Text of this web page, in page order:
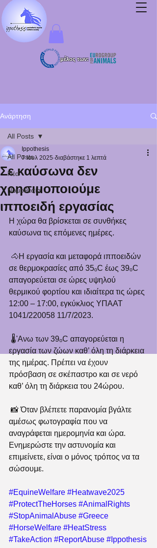
μέλος των:
Ανάρτηση
All Posts
Νέα
Νομοθεσία
All Posts
Σε καύσωνα δεν
χρησιμοποιούμε
ιπποειδή εργασίας
Ippothesis
7 Ιουλ 2025 διαβάστηκε 1 λεπτά
Η χώρα θα βρίσκεται σε συνθήκες
καύσωνα τις επόμενες ημέρες.
σε θερμοκρασίες από 35ₒC έως 39ₒC
απαγορεύεται σε ώρες υψηλού
θερμικού φορτίου και ιδιαίτερα τις ώρες
12:00 – 17:00, εγκύκλιος ΥΠΑΑΤ
1041/220058 11/7/2023.
εργασία των ζώων καθ’ όλη τη διάρκεια
της ημέρας. Πρέπει να έχουν
πρόσβαση σε σκέπαστρο και σε νερό
καθ’ όλη τη διάρκεια του 24ώρου.
αμέσως φωτογραφία που να
αναγράφεται ημερομηνία και ώρα.
Ενημερώστε την αστυνομία και
επιμείνετε, είναι ο μόνος τρόπος να τα
σώσουμε.
#EquineWelfare #Heatwave2025
#ProtectTheHorses #AnimalRights
#StopAnimalAbuse #Greece
#HorseWelfare #HeatStress
#TakeAction #ReportAbuse #Ippothesis